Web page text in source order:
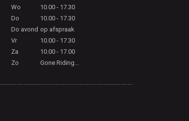
Wo
10.00 - 17.30
Do
10.00 - 17.30
Do avond op afspraak
Vr
10.00 - 17.30
Za
10.00 - 17.00
Zo
Gone Riding...